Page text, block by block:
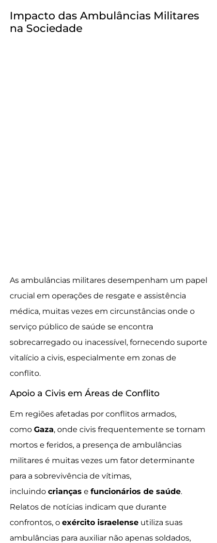
Impacto das Ambulâncias Militares
na Sociedade
As ambulâncias militares desempenham um papel
crucial em operações de resgate e assistência
médica, muitas vezes em circunstâncias onde o
serviço público de saúde se encontra
sobrecarregado ou inacessível, fornecendo suporte
vitalício a civis, especialmente em zonas de
conflito.
Apoio a Civis em Áreas de Conflito
Em regiões afetadas por conflitos armados,
como Gaza, onde civis frequentemente se tornam
mortos e feridos, a presença de ambulâncias
militares é muitas vezes um fator determinante
para a sobrevivência de vítimas,
incluindo crianças e funcionários de saúde.
Relatos de notícias indicam que durante
confrontos, o exército israelense utiliza suas
ambulâncias para auxiliar não apenas soldados,